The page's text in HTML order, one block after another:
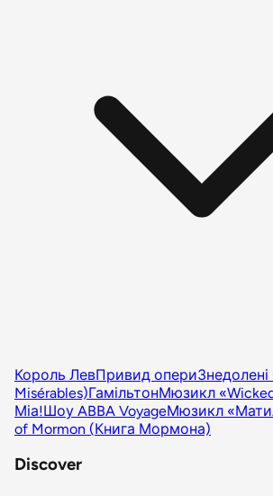
Король ЛевПривид опериЗнедолені
Misérables)ГамільтонМюзикл
Міа!Шоу ABBA VoyageМюзикл
of Mormon (Книга Мормона)
Discover